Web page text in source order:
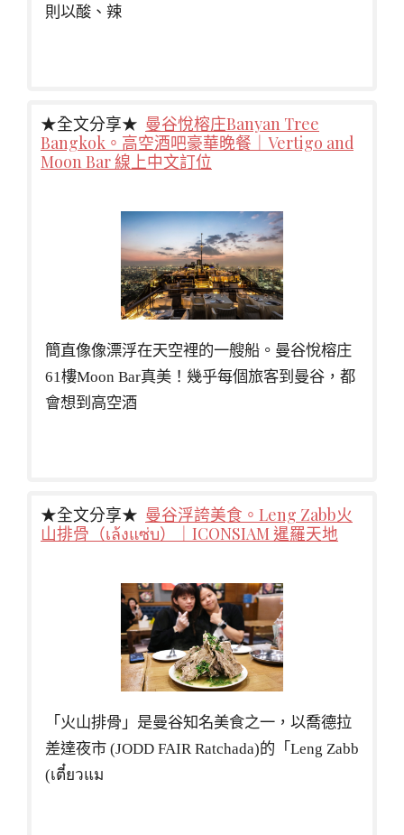
則以酸、辣
★全文分享★ 曼谷悅榕庄Banyan Tree
Bangkok。高空酒吧豪華晚餐｜Vertigo and
Moon Bar 線上中文訂位
簡直像像漂浮在天空裡的一艘船。曼谷悅榕庄
61樓Moon Bar真美！幾乎每個旅客到曼谷，都
會想到高空酒
★全文分享★ 曼谷浮誇美食。Leng Zabb火
山排骨（เล้งแซ่บ）｜ICONSIAM 暹羅天地
「火山排骨」是曼谷知名美食之一，以喬德拉
差達夜市 (JODD FAIR Ratchada)的「Leng Zabb
(เตี๋ยวแม